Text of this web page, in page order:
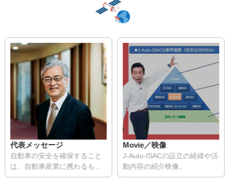
代表メッセージ
自動車の安全を確保すること
は、自動車産業に携わるも...
Movie／映像
J-Auto-ISACの設立の経緯や活
動内容の紹介映像。